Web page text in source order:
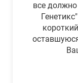
все